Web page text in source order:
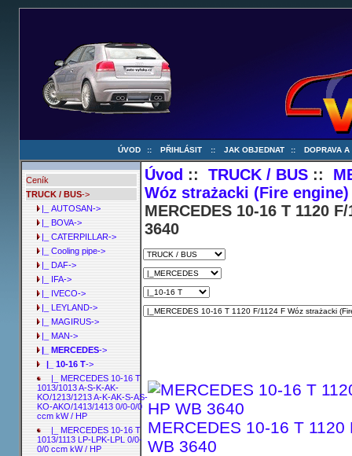
ÚVOD :: PŘIHLÁSIT :: JAK OBJEDNAT :: DOPRAVA A
Ceník
TRUCK / BUS->
|_ AUTOSAN->
|_ BOVA->
|_ CATERPILLAR->
|_ Cooling pipe->
|_ DAF->
|_ IFA->
|_ IVECO->
|_ LEYLAND->
|_ MAGIRUS->
|_ MAN->
|_ MERCEDES->
|_ 10-16 T->
|_ MERCEDES 10-16 T
1013/1013 A-S-K-AK-
KO/1213/1213 A-K-AK-S-AS-
KO-AKO/1413/1413 0/0-0/0
ccm kW / HP
|_ MERCEDES 10-16 T
1013/1113 LP-LPK-LPL 0/0-
0/0 ccm kW / HP
Úvod ::TRUCK / BUS ::
Wóz strażacki (Fire
MERCEDES 10-16 T 1120
3640
MERCEDES 10-16 T
WB 3640